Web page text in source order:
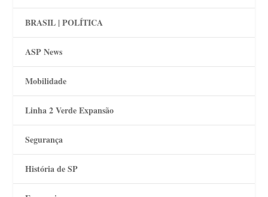
BRASIL | POLÍTICA
ASP News
Mobilidade
Linha 2 Verde Expansão
Segurança
História de SP